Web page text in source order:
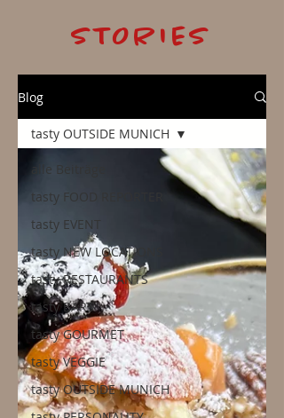
STORIES
Blog
alle Beiträge
tasty FOOD REPORTER
tasty EVENT
tasty NEW LOCATIONS
tasty RESTAURANTS
tasty BARS
tasty GOURMET
tasty VEGGIE
tasty OUTSIDE MUNICH
tasty OUTSIDE MUNICH